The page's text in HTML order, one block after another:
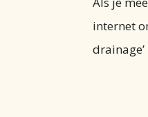
internet
drainage’